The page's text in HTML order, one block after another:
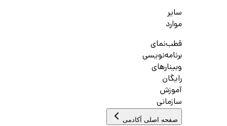
سایر
موارد
قطب‌نمای
برنامه‌نویسی
وبینارهای
رایگان
آموزش
سازمانی
صفحه اصلی آکادمی